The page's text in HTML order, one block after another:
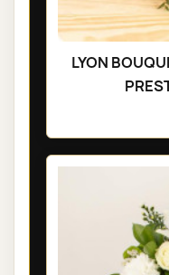
LYON